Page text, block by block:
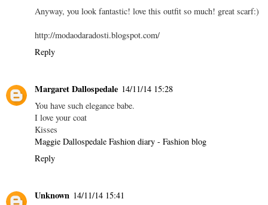
Anyway, you look fantastic! love this outfit so much! great scarf:)
http://modaodaradosti.blogspot.com/
Reply
Margaret Dallospedale 14/11/14 15:28
You have such elegance babe.
I love your coat
Kisses
Maggie Dallospedale Fashion diary - Fashion blog
Reply
Unknown 14/11/14 15:41